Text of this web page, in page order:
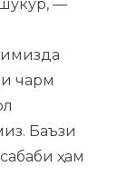
—
чарм
Баъзи
ҳам